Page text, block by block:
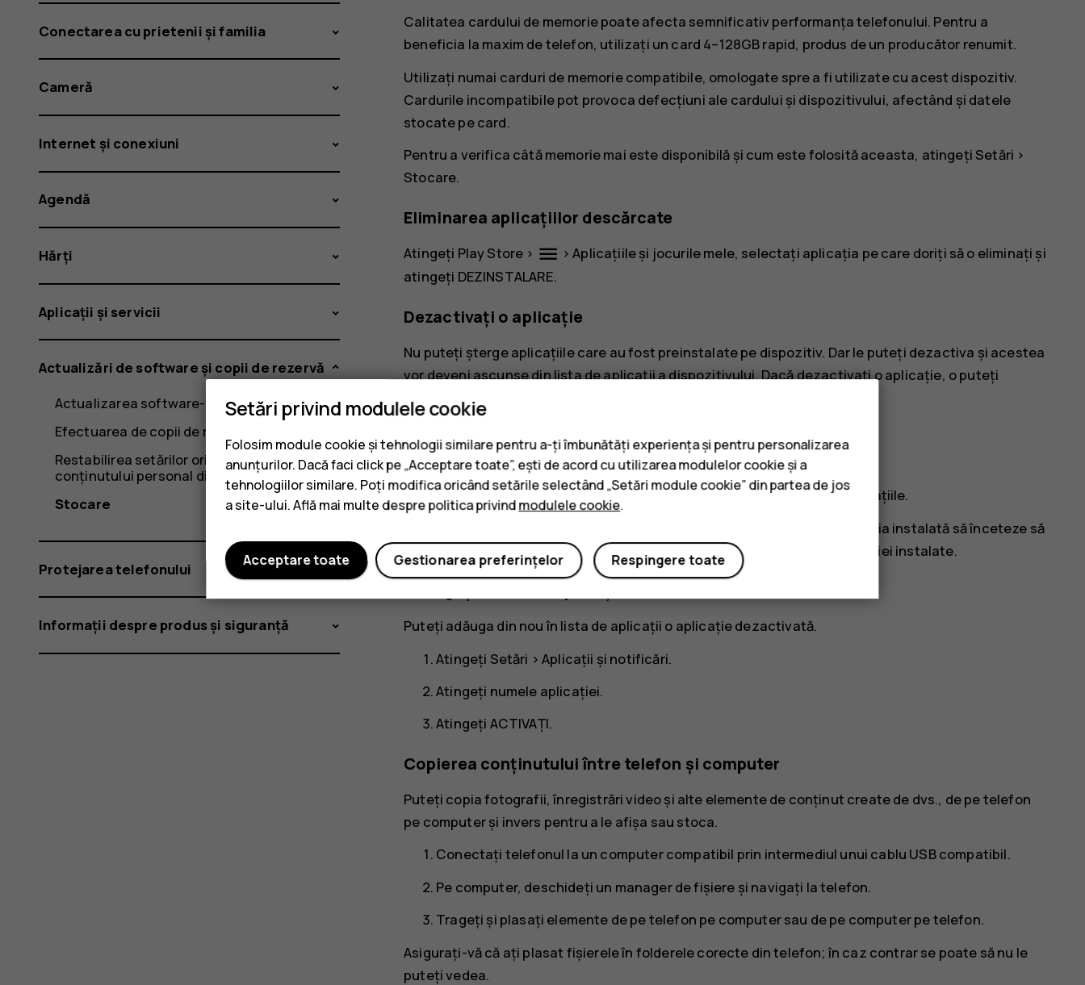
Calitatea cardului de memorie poate afecta semnificativ performanța telefonului. Pentru a
beneficia la maxim de telefon, utilizați un card 4–128GB rapid, produs de un producător renumit.
Utilizați numai carduri de memorie compatibile, omologate spre a fi utilizate cu acest dispozitiv.
Cardurile incompatibile pot provoca defecțiuni ale cardului și dispozitivului, afectând și datele
stocate pe card.
Pentru a verifica câtă memorie mai este disponibilă și cum este folosită aceasta, atingeți Setări >
Stocare.
Eliminarea aplicațiilor descărcate
Atingeți Play Store > menu >Aplicațiile și jocurile mele, selectați aplicația pe care doriți să o eliminați și
atingeți DEZINSTALARE.
Dezactivați o aplicație
Nu puteți șterge aplicațiile care au fost preinstalate pe dispozitiv. Dar le puteți dezactiva și acestea
vor deveni ascunse din lista de aplicații a dispozitivului. Dacă dezactivați o aplicație, o puteți
adăuga din nou pe dispozitiv.
Atingeți numele aplicației.
AtingețiDEZACTIVAȚI. Este posibil să nu puteți dezactiva toate aplicațiile.
Dacă o aplicație instalată depinde de una eliminată, este posibil ca aplicația instalată să înceteze să
funcționeze. Pentru detalii, consultați documentația de utilizare a aplicației instalate.
Puteți adăuga din nou în lista de aplicații o aplicație dezactivată.
Atingeți Setări >Aplicații și notificări.
Atingeți numele aplicației.
Atingeți ACTIVAȚI.
Copierea conținutului între telefon și computer
Puteți copia fotografii, înregistrări video și alte elemente de conținut create de dvs., de pe telefon
pe computer și invers pentru a le afișa sau stoca.
Conectați telefonul la un computer compatibil prin intermediul unui cablu USB compatibil.
Pe computer, deschideți un manager de fișiere și navigați la telefon.
Trageți și plasați elemente de pe telefon pe computer sau de pe computer pe telefon.
Asigurați-vă că ați plasat fișierele în folderele corecte din telefon; în caz contrar se poate să nu le
puteți vedea.
Conectarea cu prietenii și familia
Cameră
Internet și conexiuni
Agendă
Hărți
Aplicații și servicii
Actualizări de software și copii de rezervă
Actualizarea software-ului telefonului
Efectuarea de copii de rezervă ale datelor
Restabilirea setărilor originale și eliminarea
conținutului personal din telefon
Stocare
Protejarea telefonului
Informații despre produs și siguranță
Setări privind modulele cookie
Folosim module cookie și tehnologii similare pentru a-ți îmbunătăți experiența și pentru personalizarea
anunțurilor. Dacă faci click pe „Acceptare toate”, ești de acord cu utilizarea modulelor cookie și a
tehnologiilor similare. Poți modifica oricând setările selectând „Setări module cookie” din partea de jos
a site-ului. Află mai multe despre politica privindmodulele cookie.
Respingere toate
Gestionarea preferințelor
Acceptare toate